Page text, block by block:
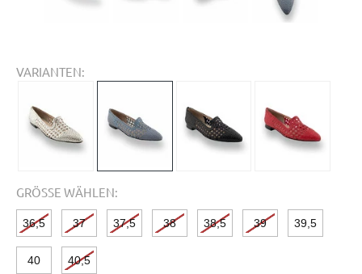
VARIANTEN:
GRÖSSE WÄHLEN:
36,5 37 37,5 38 38,5 39 39,5
40
40,5